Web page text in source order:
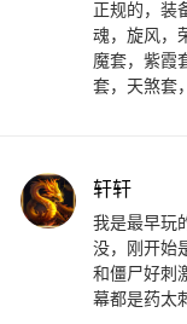
正规的，装
魂，旋风，
魔套，紫霞
套，天煞套
轩轩
我是最早玩
没，刚开始
和僵尸好刺
幕都是药太